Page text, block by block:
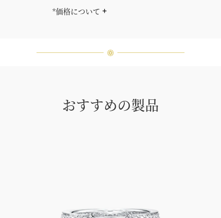
*価格について
ウィンストンによって厳選された最
め、同製品間においてカラットおよ
び石数、クオリティ等が僅かに異な
おすすめの製品